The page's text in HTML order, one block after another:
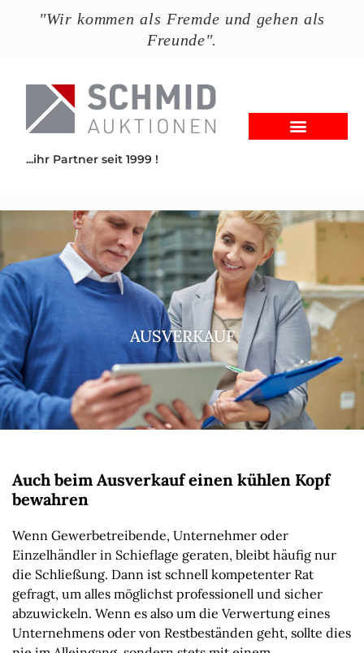
"Wir kommen als Fremde und gehen als
Freunde".
...ihr Partner seit 1999 !
AUSVERKAUF
Auch beim Ausverkauf einen kühlen Kopf
bewahren
Wenn Gewerbetreibende, Unternehmer oder
Einzelhändler in Schieflage geraten, bleibt häufig nur
die Schließung. Dann ist schnell kompetenter Rat
gefragt, um alles möglichst professionell und sicher
abzuwickeln. Wenn es also um die Verwertung eines
Unternehmens oder von Restbeständen geht, sollte dies